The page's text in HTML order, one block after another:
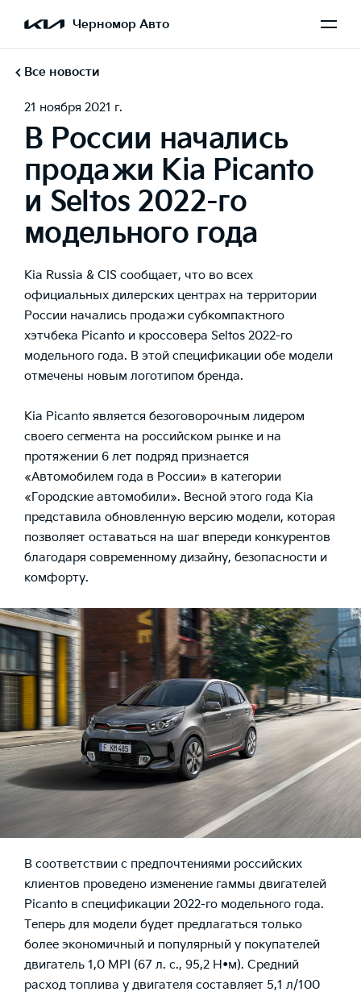
Черномор Авто
Все новости
21 ноября 2021 г.
В России начались
продажи Kia Picanto
и Seltos 2022-го
модельного года
Kia Russia & CIS сообщает, что во всех
официальных дилерских центрах на территории
России начались продажи субкомпактного
хэтчбека Picanto и кроссовера Seltos 2022-го
модельного года. В этой спецификации обе модели
отмечены новым логотипом бренда.
Kia Picanto является безоговорочным лидером
своего сегмента на российском рынке и на
протяжении 6 лет подряд признается
«Автомобилем года в России» в категории
«Городские автомобили». Весной этого года Kia
представила обновленную версию модели, которая
позволяет оставаться на шаг впереди конкурентов
благодаря современному дизайну, безопасности и
комфорту.
В соответствии с предпочтениями российских
клиентов проведено изменение гаммы двигателей
Picanto в спецификации 2022-го модельного года.
Теперь для модели будет предлагаться только
более экономичный и популярный у покупателей
двигатель 1,0 MPI (67 л. с., 95,2 Н•м). Средний
расход топлива у двигателя составляет 5,1 л/100